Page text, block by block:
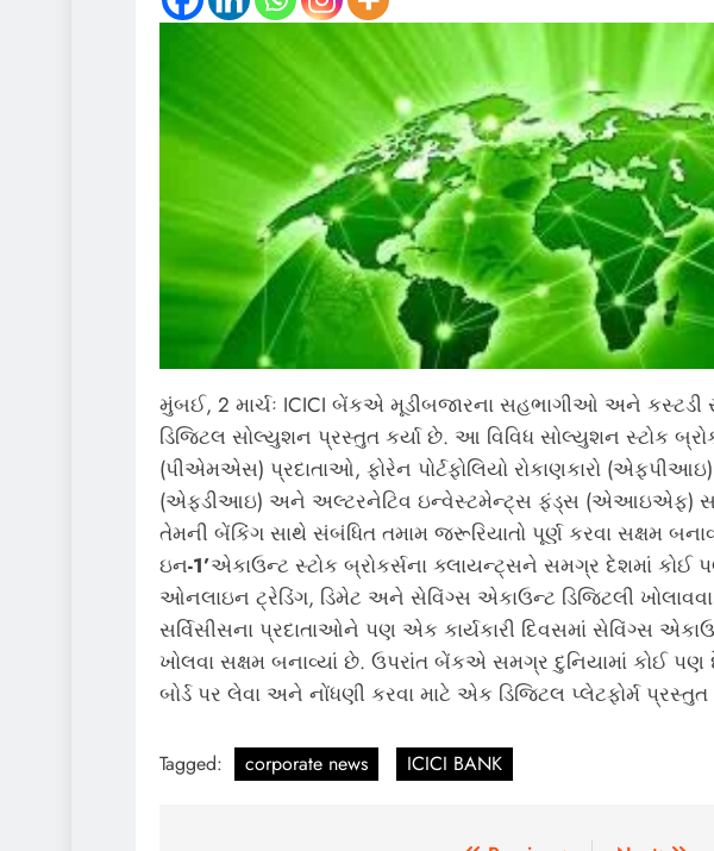
મુંબઈ, 2 માર્ચઃ ICICI બેંકએ મૂડીબજારના સહભાગીઓ અને કસ્ટડી
ડિજિટલ સોલ્યુશન પ્રસ્તુત કર્યા છે. આ વિવિધ સોલ્યુશન સ્ટોક
(પીએમએસ) પ્રદાતાઓ, ફોરેન પોર્ટફોલિયો રોકાણકારો (એફપીઆઇ),
(એફડીઆઇ) અને અલ્ટરનેટિવ ઇન્વેસ્ટમેન્ટ્સ ફંડ્સ (એઆઇએફ)
તેમની બેંકિંગ સાથે સંબંધિત તમામ જરૂરિયાતો પૂર્ણ કરવા સક્ષમ
ઇન-1’એકાઉન્ટ સ્ટોક બ્રોકર્સના ક્લાયન્ટ્સને સમગ્ર દેશમાં કોઈ
ઓનલાઇન ટ્રેડિંગ, ડિમેટ અને સેવિંગ્સ એકાઉન્ટ ડિજિટલી
સર્વિસીસના પ્રદાતાઓને પણ એક કાર્યકારી દિવસમાં સેવિંગ્સ
ખોલવા સક્ષમ બનાવ્યાં છે. ઉપરાંત બેંકએ સમગ્ર દુનિયામાં કોઈ
બોર્ડ પર લેવા અને નોંધણી કરવા માટે એક ડિજિટલ પ્લેટફોર્મ
Tagged: corporate news ICICI BANK